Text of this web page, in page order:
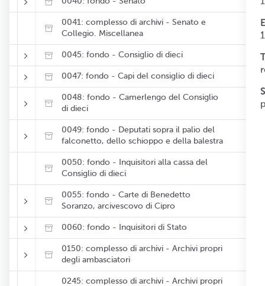
0041: complesso di archivi - Senato e
Collegio. Miscellanea
0045: fondo - Consiglio di dieci
0047: fondo - Capi del consiglio di dieci
0048: fondo - Camerlengo del Consiglio
di dieci
0049: fondo - Deputati sopra il palio del
falconetto, dello schioppo e della balestra
0050: fondo - Inquisitori alla cassa del
Consiglio di dieci
0055: fondo - Carte di Benedetto
Soranzo, arcivescovo di Cipro
0060: fondo - Inquisitori di Stato
0150: complesso di archivi - Archivi propri
degli ambasciatori
0245: complesso di archivi - Archivi propri